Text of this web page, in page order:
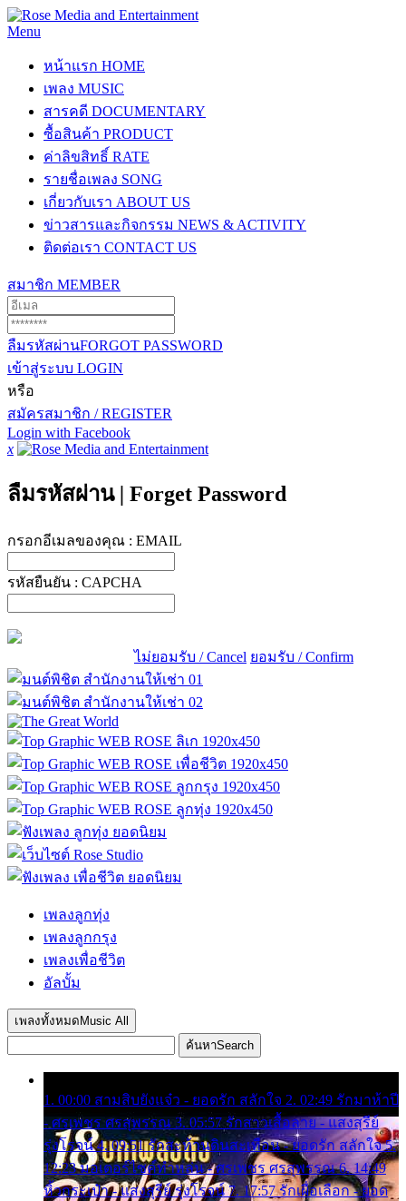
Menu
หน้าแรก HOME
เพลง MUSIC
สารคดี DOCUMENTARY
ซื้อสินค้า PRODUCT
ค่าลิขสิทธิ์ RATE
รายชื่อเพลง SONG
เกี่ยวกับเรา ABOUT US
ข่าวสารและกิจกรรม NEWS & ACTIVITY
ติดต่อเรา CONTACT US
สมาชิก MEMBER
ลืมรหัสผ่านFORGOT PASSWORD
เข้าสู่ระบบ LOGIN
หรือ
สมัครสมาชิก / REGISTER
Login with Facebook
x
ลืมรหัสผ่าน | Forget Password
กรอกอีเมลของคุณ : EMAIL
รหัสยืนยัน : CAPCHA
ไม่ยอมรับ / Cancel ยอมรับ / Confirm
เพลงลูกทุ่ง
เพลงลูกกรุง
เพลงเพื่อชีวิต
อัลบั้ม
เพลงทั้งหมด Music All
ค้นหาSearch
1. 00:00 สามสิบยังแจ๋ว - ยอดรัก สลักใจ 2. 02:49 รักมาห้าปี
- ศรเพชร ศรสุพรรณ 3. 05:57 รักสาวเสื้อลาย - แสงสุรีย์
รุ่งโรจน์ 4. 09:51 รักสะท้านดินสะเทือน - ยอดรัก สลักใจ 5.
12:23 มอเตอร์ไซค์ทำหล่น - ศรเพชร ศรสุพรรณ 6. 14:49
หิ้วกระเป๋า - แสงสุรีย์ รุ่งโรจน์ 7. 17:57 รักเผื่อเลือก - ยอด